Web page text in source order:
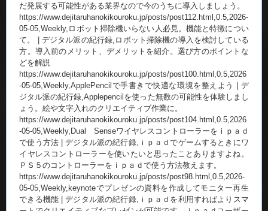
だ発展する可能性がある業界なので今のうちに導入しましょう。
https://www.dejitaruhanokikouroku.jp/posts/post112.html,0.5,2026-
05-05,Weekly,ロボット掃除機いらない人必見。機能と特徴につい
て。 | デジタル派の紀行録,ロボット掃除機の導入を検討している
方。導入前のメリット、デメリットを紹介。選び方のポイントな
どを解説
https://www.dejitaruhanokikouroku.jp/posts/post100.html,0.5,2026
-05-05,Weekly,ApplePencilで手書きで快適な環境を整えよう | デ
ジタル派の紀行録,Applepencilを使った無数の可能性を体験しまし
ょう。絵や文字入れのクリエイティブ作業に。
https://www.dejitaruhanokikouroku.jp/posts/post104.html,0.5,2026
-05-05,Weekly,Dual Senseワイヤレスコントローラーをｉｐａｄ
で使う方法 | デジタル派の紀行録,ｉｐａｄでゲームするときにワ
イヤレスコントローラーを使いたいと思ったことありますよね。
ＰＳ５のコントローラーをｉｐａｄで使う方法教えます。
https://www.dejitaruhanokikouroku.jp/posts/post98.html,0.5,2026-
05-05,Weekly,keynoteでプレゼンの資料を作成してモニター再生
できる機能 | デジタル派の紀行録,ｉｐａｄを利用すればよりスマ